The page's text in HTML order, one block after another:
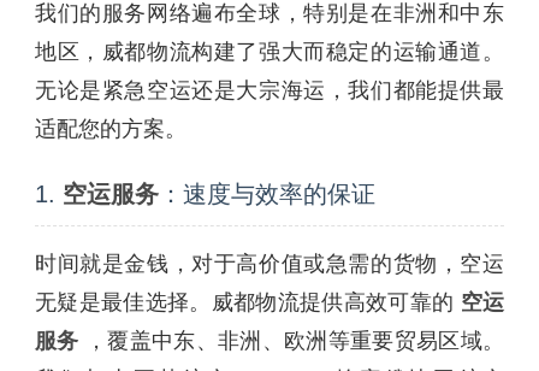
我们的服务网络遍布全球，特别是在非洲和中东
地区，威都物流构建了强大而稳定的运输通道。
无论是紧急空运还是大宗海运，我们都能提供最
适配您的方案。
1. 空运服务 ：速度与效率的保证
时间就是金钱，对于高价值或急需的货物，空运
无疑是最佳选择。威都物流提供高效可靠的 空运
服务
，覆盖中东、非洲、欧洲等重要贸易区域。